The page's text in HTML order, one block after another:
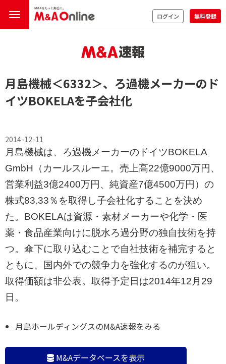
ログイン 無料登録
月島機械＜6332＞、ろ過機メーカーのド
イツBOKELAを子会社化
2014-12-11
月島機械は、ろ過機メーカーのドイツBOKELA
GmbH（カールスルーエ。売上高22億9000万円、
営業利益3億2400万円、純資産7億4500万円）の
株式83.33％を取得し子会社化することを決め
た。BOKELAは資源・素材メーカーや化学・医
薬・食品産業向けに脱水ろ過分野の独自技術を持
つ。傘下に取り込むことで自社技術を補完すると
ともに、国内外での競争力を強化するのが狙い。
取得価額は非公表。取得予定日は2014年12月29
日。
月島ホールディングスのM&A速報をみる
M&Aデータベースを表示